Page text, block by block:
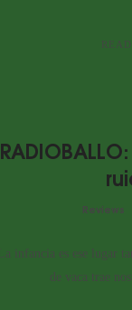
READ
Reviews
La infancia es ese lugar
de vaca trae